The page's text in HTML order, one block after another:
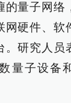
的量子网络
网硬件、软
。研究人员
量子设备